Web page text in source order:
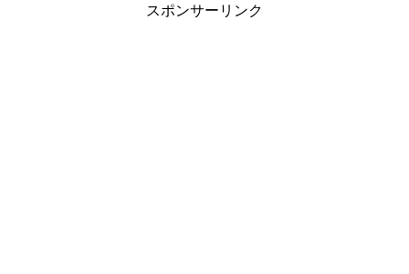
スポンサーリンク